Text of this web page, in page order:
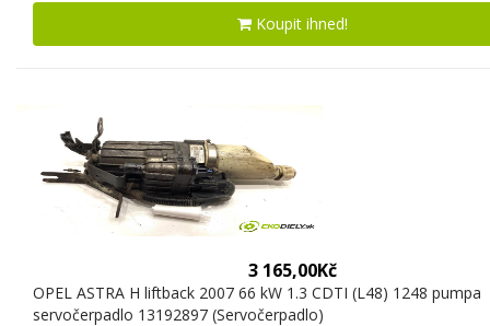
Koupit ihned!
3 165,00Kč
OPEL ASTRA H liftback 2007 66 kW 1.3 CDTI (L48) 1248 pumpa
servočerpadlo 13192897 (Servočerpadlo)